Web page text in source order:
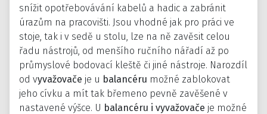
snížit opotřebovávání kabelů a hadic a zabránit
úrazům na pracovišti. Jsou vhodné jak pro práci ve
stoje, tak i v sedě u stolu, lze na ně zavěsit celou
řadu nástrojů, od menšího ručního nářadí až po
průmyslové bodovací kleště či jiné nástroje. Narozdíl
od vyvažovače je u balancéru možné zablokovat
jeho cívku a mít tak břemeno pevně zavěšené v
nastavené výšce. U balancéru i vyvažovače je možné